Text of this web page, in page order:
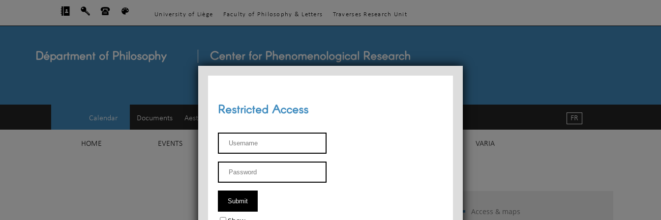
University of Liège Faculty of Philosophy & Letters Traverses Research Unit
Départment of Philosophy Center for Phenomenological Research
Calendar Documents Aesthetics
HOME EVENTS TEACHINGS VARIA
FR
Access & maps
Restricted Access